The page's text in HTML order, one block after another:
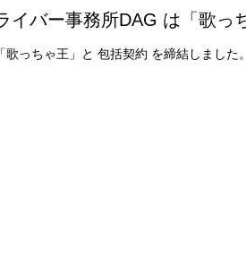
「歌っちゃ王」と 包括契約 を締結しました。